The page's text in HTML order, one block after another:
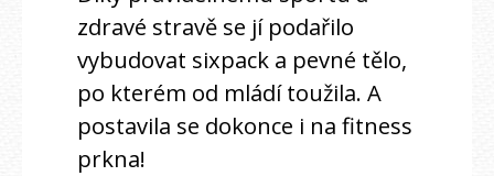
zdravé stravě se jí podařilo
vybudovat sixpack a pevné tělo,
po kterém od mládí toužila. A
postavila se dokonce i na fitness
prkna!